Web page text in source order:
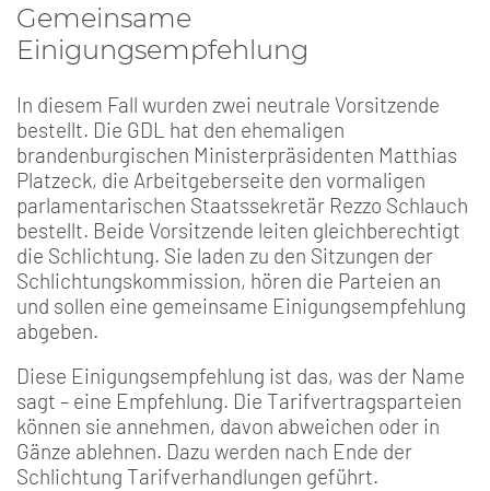
Gemeinsame
Einigungsempfehlung
In diesem Fall wurden zwei neutrale Vorsitzende
bestellt. Die GDL hat den ehemaligen
brandenburgischen Ministerpräsidenten Matthias
Platzeck, die Arbeitgeberseite den vormaligen
parlamentarischen Staatssekretär Rezzo Schlauch
bestellt. Beide Vorsitzende leiten gleichberechtigt
die Schlichtung. Sie laden zu den Sitzungen der
Schlichtungskommission, hören die Parteien an
und sollen eine gemeinsame Einigungsempfehlung
abgeben.
Diese Einigungsempfehlung ist das, was der Name
sagt – eine Empfehlung. Die Tarifvertragsparteien
können sie annehmen, davon abweichen oder in
Gänze ablehnen. Dazu werden nach Ende der
Schlichtung Tarifverhandlungen geführt.